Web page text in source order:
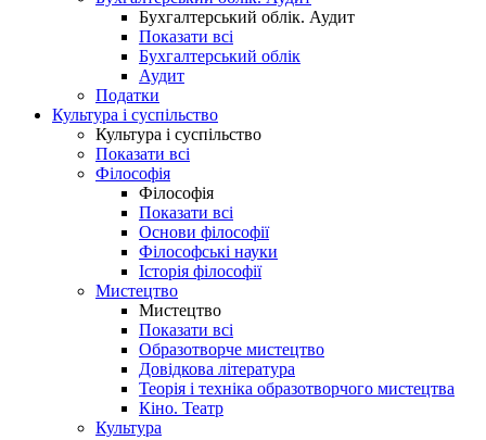
Бухгалтерський облік. Аудит
Показати всі
Бухгалтерський облік
Аудит
Податки
Культура і суспільство
Культура і суспільство
Показати всі
Філософія
Філософія
Показати всі
Основи філософії
Філософські науки
Історія філософії
Мистецтво
Мистецтво
Показати всі
Образотворче мистецтво
Довідкова література
Теорія і техніка образотворчого мистецтва
Кіно. Театр
Культура